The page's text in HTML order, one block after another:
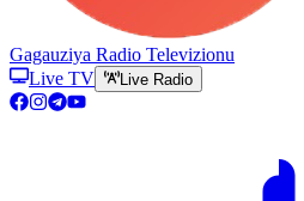
Gagauziya Radio Televizionu
Live TV
Live Radio